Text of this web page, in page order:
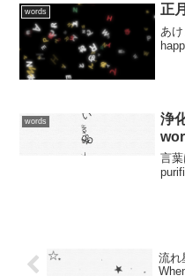
words 正
あ
words
浄
言
流れ